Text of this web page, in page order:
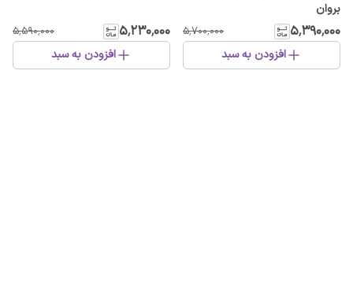
بروان
۵٬۳۹۰٬۰۰۰ ۵٬۷۰۰٬۰۰۰
افزودن به سبد
۵٬۲۳۰٬۰۰۰ ۵٬۵۹۰٬۰۰۰
افزودن به سبد